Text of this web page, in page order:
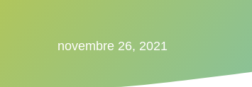
novembre 26, 2021